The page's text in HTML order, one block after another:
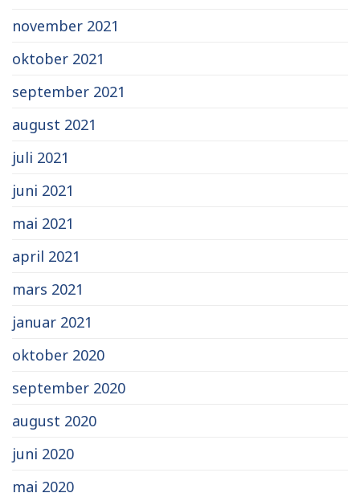
november 2021
oktober 2021
september 2021
august 2021
juli 2021
juni 2021
mai 2021
april 2021
mars 2021
januar 2021
oktober 2020
september 2020
august 2020
juni 2020
mai 2020